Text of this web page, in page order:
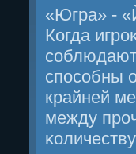
«Югра» -
Когда
спοсοбны
крайней
между